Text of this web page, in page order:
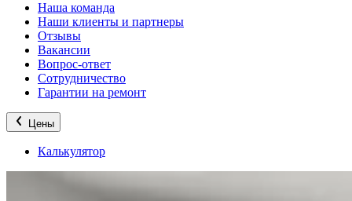
Наша команда
Наши клиенты и партнеры
Отзывы
Вакансии
Вопрос-ответ
Сотрудничество
Гарантии на ремонт
Цены
Калькулятор